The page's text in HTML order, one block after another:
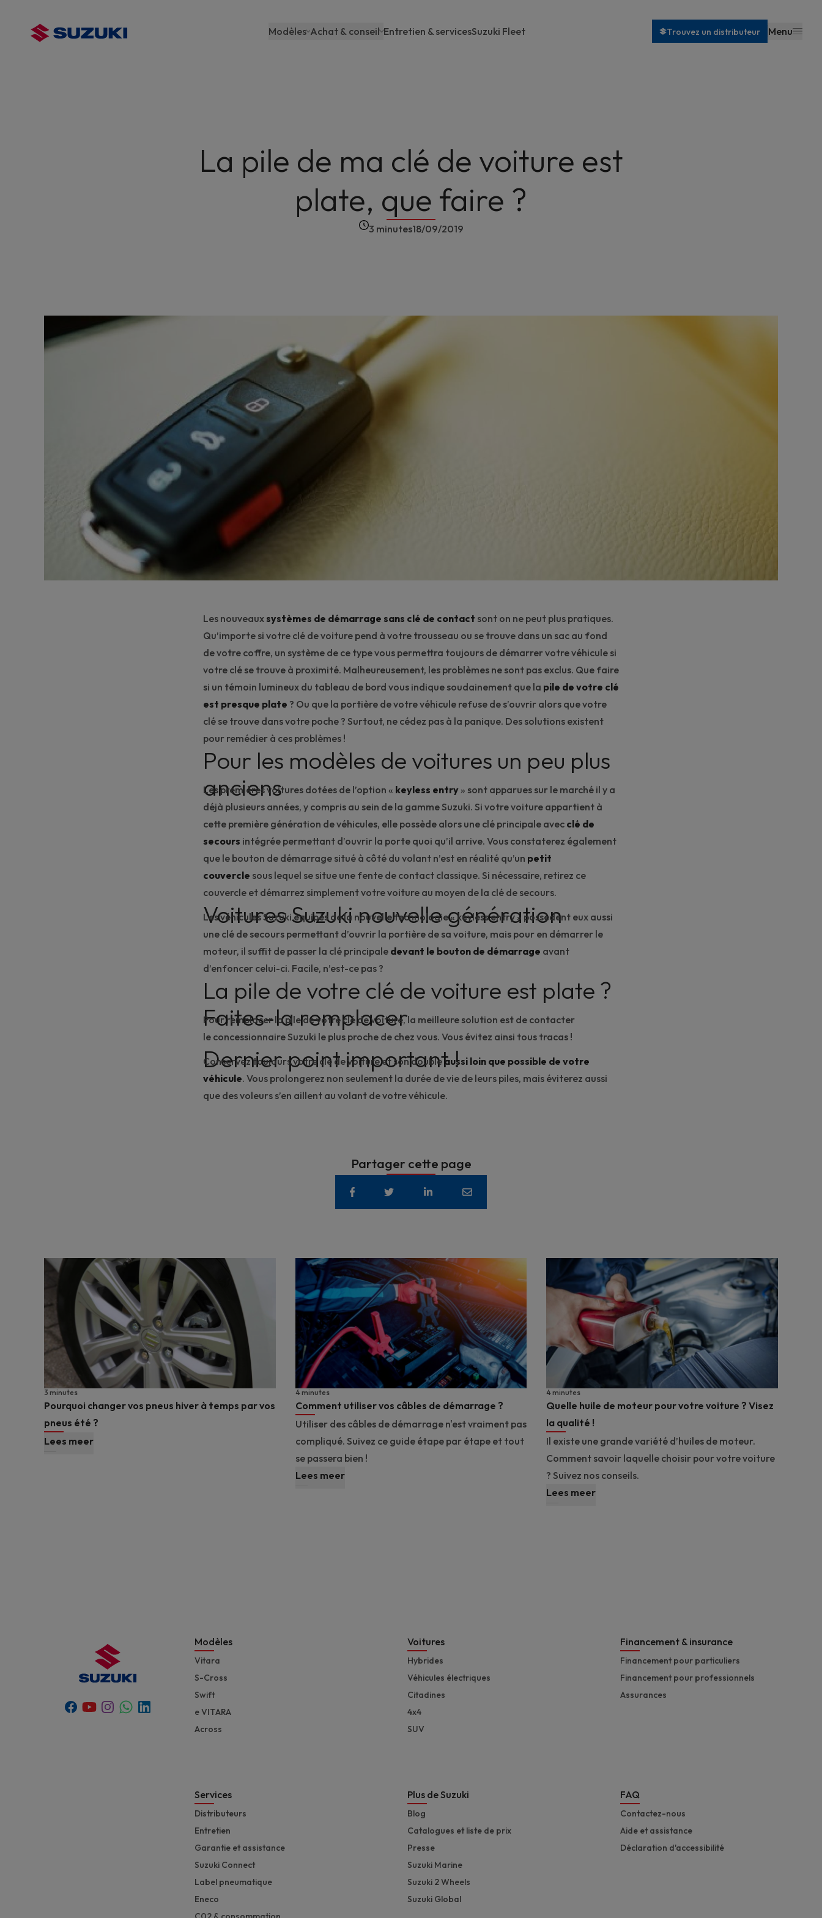
principal
Main
Modèles Achat & conseil Entretien & servicesSuzuki Fleet Trouvez un distributeur Menu
La pile de ma clé de voiture est
plate, que faire ?
3 minutes18/09/2019
Les nouveauxsystèmes de démarrage sans clé de contact sont on ne peut plus pratiques.
Qu’importe si votre clé de voiture pend à votre trousseau ou se trouve dans un sac au fond
de votre coffre, un système de ce type vous permettra toujours de démarrer votre véhicule si
votre clé se trouve à proximité. Malheureusement, les problèmes ne sont pas exclus. Que faire
si un témoin lumineux du tableau de bord vous indique soudainement que la pile de votre clé
est presque plate ? Ou que la portière de votre véhicule refuse de s’ouvrir alors que votre
clé se trouve dans votre poche ? Surtout, ne cédez pas à la panique. Des solutions existent
pour remédier à ces problèmes !
Pour les modèles de voitures un peu plus
anciens
Les premières voitures dotées de l’option « keyless entry » sont apparues sur le marché il y a
déjà plusieurs années, y compris au sein de la gamme Suzuki. Si votre voiture appartient à
cette première génération de véhicules, elle possède alors une clé principale avec clé de
secours intégrée permettant d’ouvrir la porte quoi qu’il arrive. Vous constaterez également
que le bouton de démarrage situé à côté du volant n’est en réalité qu’un petit
couvercle sous lequel se situe une fente de contact classique. Si nécessaire, retirez ce
couvercle et démarrez simplement votre voiture au moyen de la clé de secours.
Voitures Suzuki nouvelle génération
Les véhicules Suzuki équipés de la nouvelle technologie «keyless entry» possèdent eux aussi
une clé de secours permettant d’ouvrir la portière de sa voiture, mais pour en démarrer le
moteur, il suffit de passer la clé principale devant le bouton de démarrage avant
d’enfoncer celui-ci. Facile, n’est-ce pas ?
La pile de votre clé de voiture est plate ?
Faites-la remplacer
Pour remplacer la pile de votre clé de voiture, la meilleure solution est de contacter
le concessionnaire Suzuki le plus proche de chez vous. Vous évitez ainsi tous tracas !
Dernier point important !
Conservez toujours votre clé de voiture et son doubleaussi loin que possible de votre
véhicule. Vous prolongerez non seulement la durée de vie de leurs piles, mais éviterez aussi
que des voleurs s’en aillent au volant de votre véhicule.
Partager cette page
Pourquoi changer vos pneus hiver à temps par vos
pneus été ?
3 minutes
Lees meer
Comment utiliser vos câbles de démarrage ?
4 minutes
Utiliser des câbles de démarrage n'est vraiment pas
compliqué. Suivez ce guide étape par étape et tout
se passera bien !
Lees meer
Quelle huile de moteur pour votre voiture ? Visez
la qualité !
4 minutes
Il existe une grande variété d’huiles de moteur.
Comment savoir laquelle choisir pour votre voiture
? Suivez nos conseils.
Lees meer
Facebook
YoutubeInstagram
Whatsapp
Linkedin
Modèles
Vitara
S-Cross
Swift
e VITARA
Across
Voitures
Hybrides
Véhicules électriques
Citadines
4x4
SUV
Financement & insurance
Financement pour particuliers
Financement pour professionnels
Assurances
Services
Distributeurs
Entretien
Garantie et assistance
Suzuki Connect
Label pneumatique
Eneco
Plus de Suzuki
Blog
Catalogues et liste de prix
Presse
Suzuki Marine
Suzuki 2 Wheels
Suzuki Global
FAQ
Contactez-nous
Aide et assistance
Déclaration d'accessibilité